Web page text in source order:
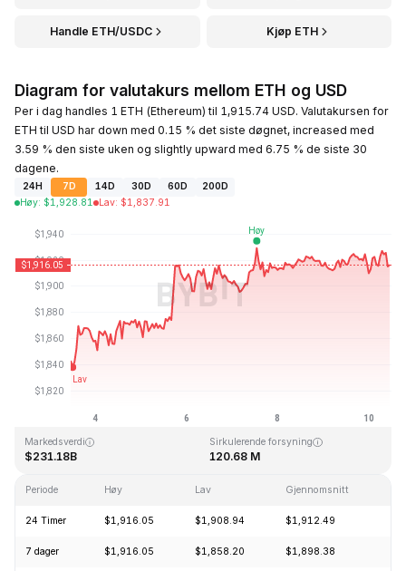
Handle ETH/USDC Kjøp ETH
Diagram for valutakurs mellom ETH og USD
Per i dag handles 1 ETH (Ethereum) til 1,915.74 USD. Valutakursen for
ETH til USD har down med 0.15 % det siste døgnet, increased med
3.59 % den siste uken og slightly upward med 6.75 % de siste 30
dagene.
24H 7D 14D 30D 60D
200D
Høy: $1,928.81 Lav: $1,837.91
Sist oppdatert: 2026-08-10, 10:45 GMT+0
Markedsverdi
$231.18B
Sirkulerende forsyning
120.68 M
Periode Høy Lav Gjennomsnitt
24 Timer $1,916.05 $1,908.94 $1,912.49
7 dager $1,916.05 $1,858.20 $1,898.38